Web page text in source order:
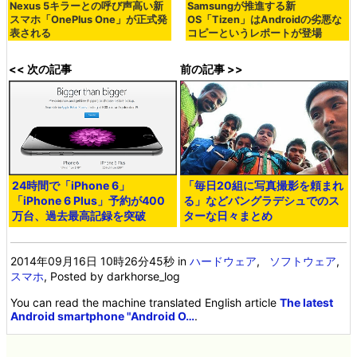
Nexus 5キラーとの呼び声高い新
スマホ「OnePlus One」が正式発
表される
Samsungが推進する新
OS「Tizen」はAndroidの劣悪な
コピーというレポートが登場
<< 次の記事
24時間で「iPhone 6」
「iPhone 6 Plus」予約が400
万台、過去最高記録を突破
前の記事 >>
「毎日20組に写真撮影を頼まれ
る」などバングラデシュでのス
ターな日々まとめ
2014年09月16日 10時26分45秒 inハードウェア, ソフトウェア,
スマホ, Posted by darkhorse_log
You can read the machine translated English articleThe latest
Android smartphone "Android O….